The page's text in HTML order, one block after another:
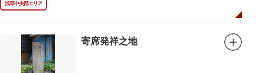
浅草中央部エリア
寄席発祥之地